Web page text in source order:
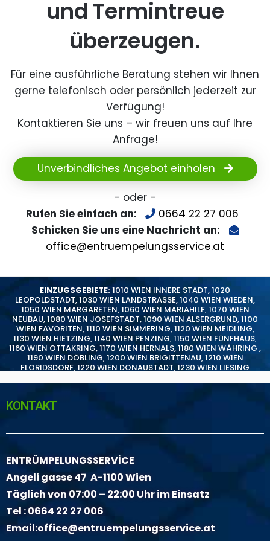
und Termintreue
überzeugen.
Für eine ausführliche Beratung stehen wir Ihnen
gerne telefonisch oder persönlich jederzeit zur
Verfügung!
Kontaktieren Sie uns – wir freuen uns auf Ihre
Anfrage!
Unverbindliches Angebot einholen
- oder -
Rufen Sie einfach an:
0664 22 27 006
Schicken Sie uns eine Nachricht an:
office@entruempelungsservice.at
EINZUGSGEBIETE:1010 WIEN INNERE STADT,1020
LEOPOLDSTADT,1030 WIEN LANDSTRASSE,1040 WIEN WIEDEN,
1050 WIEN MARGARETEN,1060 WIEN MARIAHILF,1070 WIEN
NEUBAU,1080 WIEN JOSEFSTADT,1090 WIEN ALSERGRUND,1100
WIEN FAVORITEN,1110 WIEN SIMMERING,1120 WIEN MEIDLING,
1130 WIEN HIETZING,1140 WIEN PENZING,1150 WIEN FÜNFHAUS,
1160 WIEN OTTAKRING,1170 WIEN HERNALS,1180 WIEN WÄHRING ,
1190 WIEN DÖBLING,1200 WIEN BRIGITTENAU,1210 WIEN
FLORIDSDORF,1220 WIEN DONAUSTADT,1230 WIEN LIESING
KONTAKT
ENTRÜMPELUNGSSERVİCE
Angeli gasse 47 A-1100 Wien
Täglich von 07:00 – 22:00 Uhr im Einsatz
Tel :0664 22 27 006
Email:office@entruempelungsservice.at